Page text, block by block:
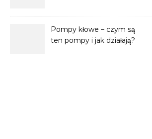
Pompy kłowe – czym są
ten pompy i jak działają?